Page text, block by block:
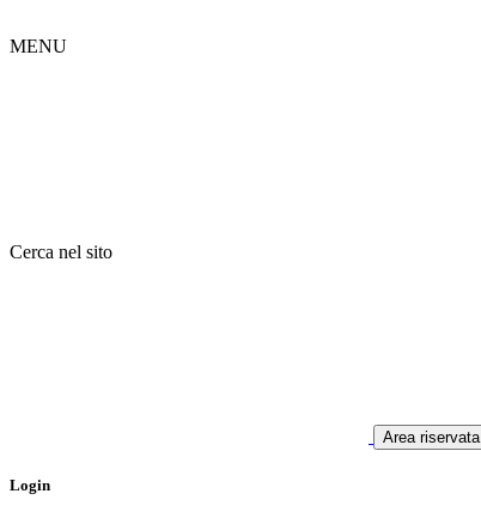
MENU
Cerca nel sito
Area riservata
Login